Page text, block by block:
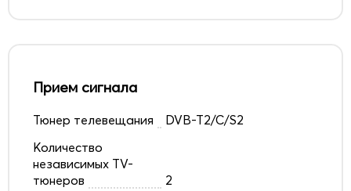
Прием сигнала
Тюнер телевещания
DVB-T2/C/S2
Количество
независимых TV-
тюнеров
2